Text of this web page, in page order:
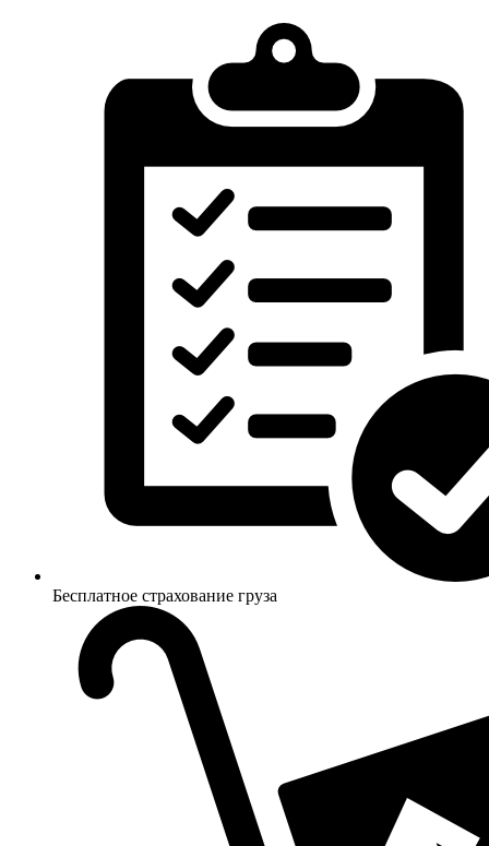
Бесплатное страхование груза